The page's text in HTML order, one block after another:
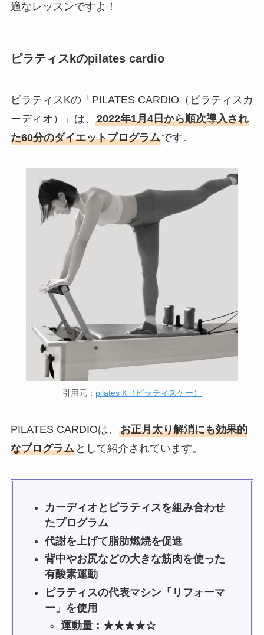
適なレッスンですよ！
ピラティスkのpilates cardio
ピラティスKの「PILATES CARDIO（ピラティスカ
ーディオ）」は、 2022年1月4日から順次導入され
た60分のダイエットプログラムです。
引用元： pilates K（ピラティスケー）
PILATES CARDIOは、 お正月太り解消にも効果的
なプログラムとして紹介されています。
カーディオとピラティスを組み合わせ
たプログラム
代謝を上げて脂肪燃焼を促進
背中やお尻などの大きな筋肉を使った
有酸素運動
ピラティスの代表マシン「リフォーマ
ー」を使用
運動量：★★★★☆